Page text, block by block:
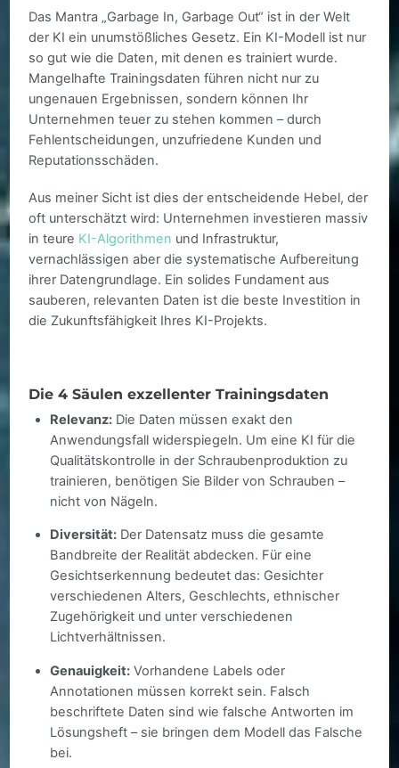
Das Mantra „Garbage In, Garbage Out“ ist in der Welt
der KI ein unumstößliches Gesetz. Ein KI-Modell ist nur
so gut wie die Daten, mit denen es trainiert wurde.
Mangelhafte Trainingsdaten führen nicht nur zu
ungenauen Ergebnissen, sondern können Ihr
Unternehmen teuer zu stehen kommen – durch
Fehlentscheidungen, unzufriedene Kunden und
Reputationsschäden.
Aus meiner Sicht ist dies der entscheidende Hebel, der
oft unterschätzt wird: Unternehmen investieren massiv
in teure KI-Algorithmen und Infrastruktur,
vernachlässigen aber die systematische Aufbereitung
ihrer Datengrundlage. Ein solides Fundament aus
sauberen, relevanten Daten ist die beste Investition in
die Zukunftsfähigkeit Ihres KI-Projekts.
Die 4 Säulen exzellenter Trainingsdaten
Relevanz:Die Daten müssen exakt den
Anwendungsfall widerspiegeln. Um eine KI für die
Qualitätskontrolle in der Schraubenproduktion zu
trainieren, benötigen Sie Bilder von Schrauben –
nicht von Nägeln.
Diversität:Der Datensatz muss die gesamte
Bandbreite der Realität abdecken. Für eine
Gesichtserkennung bedeutet das: Gesichter
verschiedenen Alters, Geschlechts, ethnischer
Zugehörigkeit und unter verschiedenen
Lichtverhältnissen.
Genauigkeit:Vorhandene Labels oder
Annotationen müssen korrekt sein. Falsch
beschriftete Daten sind wie falsche Antworten im
Lösungsheft – sie bringen dem Modell das Falsche
bei.